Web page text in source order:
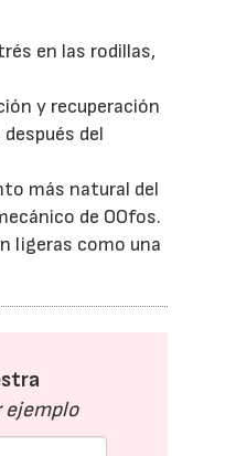
en las rodillas,
y recuperación
del
más natural del
de OOfos.
ligeras como una
ejemplo